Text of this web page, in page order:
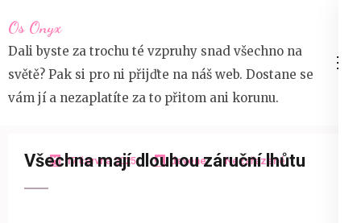
na
obsah
(stiskněte
Enter)
Os Onyx
Dali byste za trochu té vzpruhy snad všechno na
světě? Pak si pro ni přijďte na náš web. Dostane se
vám jí a nezaplatíte za to přitom ani korunu.
17 června 2025 devene Nezařazené
Všechna mají dlouhou záruční lhůtu